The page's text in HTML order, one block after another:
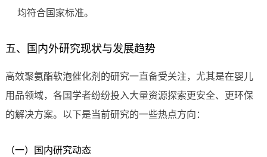
均符合国家标准。
五、国内外研究现状与发展趋势
高效聚氨酯软泡催化剂的研究一直备受关注，尤其是在婴儿
用品领域，各国学者纷纷投入大量资源探索更安全、更环保
的解决方案。以下是当前研究的一些热点方向：
（一）国内研究动态